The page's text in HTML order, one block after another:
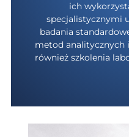
ich
specjalistycznymi
badania
metod analitycznych
również szkolenia